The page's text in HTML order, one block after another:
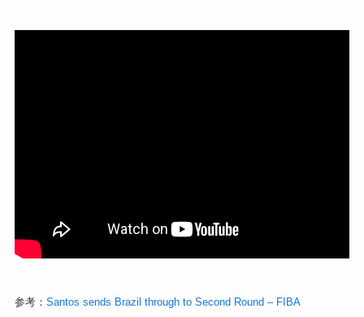
参考： Santos sends Brazil through to Second Round – FIBA